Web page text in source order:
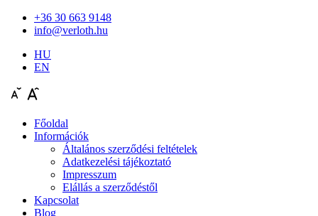
+36 30 663 9148
info@verloth.hu
HU
EN
Főoldal
Információk
Általános szerződési feltételek
Adatkezelési tájékoztató
Impresszum
Elállás a szerződéstől
Kapcsolat
Blog